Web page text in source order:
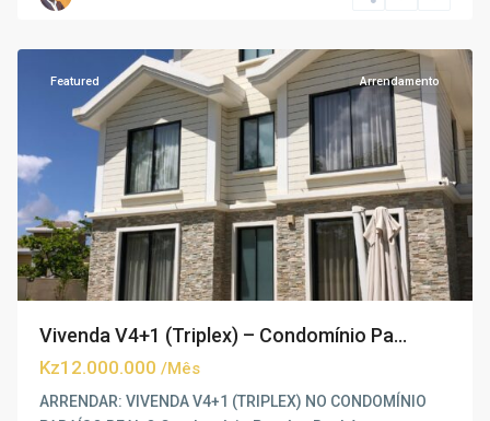
Featured Arrendamento
Vivenda V4+1 (Triplex) – Condomínio Pa...
Kz12.000.000 /Mês
ARRENDAR: VIVENDA V4+1 (TRIPLEX) NO CONDOMÍNIO